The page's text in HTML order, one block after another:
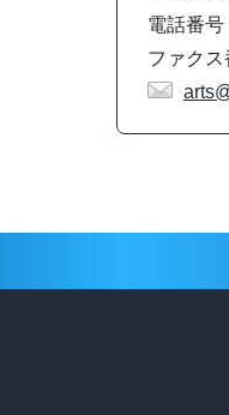
電話番
ファク